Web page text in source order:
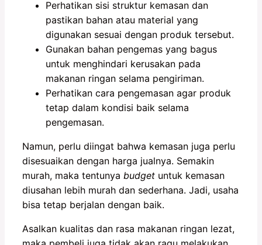
Perhatikan sisi struktur kemasan dan
pastikan bahan atau material yang
digunakan sesuai dengan produk tersebut.
Gunakan bahan pengemas yang bagus
untuk menghindari kerusakan pada
makanan ringan selama pengiriman.
Perhatikan cara pengemasan agar produk
tetap dalam kondisi baik selama
pengemasan.
Namun, perlu diingat bahwa kemasan juga perlu
disesuaikan dengan harga jualnya. Semakin
murah, maka tentunya budget untuk kemasan
diusahan lebih murah dan sederhana. Jadi, usaha
bisa tetap berjalan dengan baik.
Asalkan kualitas dan rasa makanan ringan lezat,